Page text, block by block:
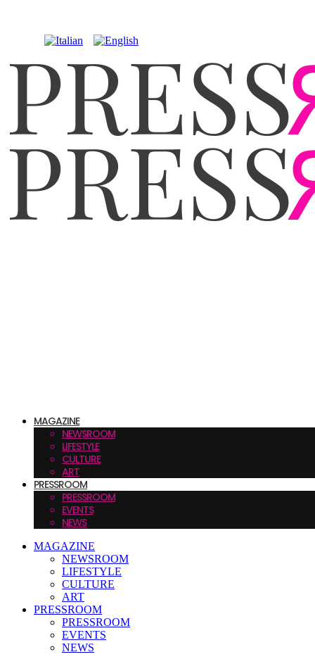
MAGAZINE
NEWSROOM
LIFESTYLE
CULTURE
ART
PRESSROOM
PRESSROOM
EVENTS
NEWS
MAGAZINE
NEWSROOM
LIFESTYLE
CULTURE
ART
PRESSROOM
PRESSROOM
EVENTS
NEWS